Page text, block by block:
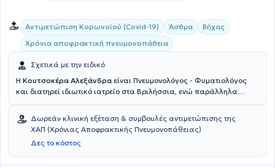
Αντιμετώπιση Κορωνοϊού (Covid-19) Άσθμα
Βήχας
Χρόνια αποφρακτική πνευμονοπάθεια
Σχετικά με την ειδικό
Η Κουτσοκέρα Αλεξάνδρα είναι Πνευμονολόγος - Φυματιολόγος
και διατηρεί ιδιωτικό ιατρείο στα Βριλήσσια, ενώ παράλληλα
Ντυνάν" Hospital Center. Διαθέτει master στην Ογκολογία
θώρακος και έχει ολοκληρώσει με "Άριστα" μεταπτυχιακό
πρόγραμμα στην Παιδιατρική Πνευμονολογία στην Ιατρική Σχολή
του Εθνικού και Καποδιστριακού Πανεπιστημίου Αθηνών.
Ολοκλήρωσε την ειδικότητά της τόσο στην Πνευμονολογία όσο και
Δωρεάν κλινική εξέταση & συμβουλές αντιμετώπισης της
ΧΑΠ (Χρόνιας Αποφρακτικής Πνευμονοπάθειας)
Δες το κόστος